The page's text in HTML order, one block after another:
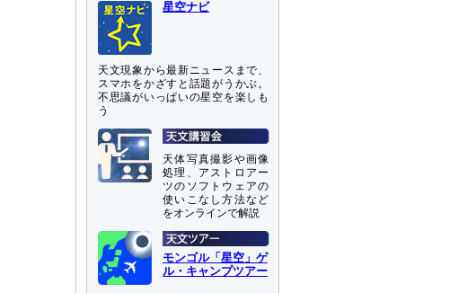
星空ナビ
天文現象から最新ニュースまで、
スマホをかざすと話題がうかぶ。
不思議がいっぱいの星空を楽しも
う
天体写真撮影や画像
処理、アストロアー
ツのソフトウェアの
使いこなし方法など
をオンラインで解説
モンゴル「星空」ゲ
ル・キャンプツアー